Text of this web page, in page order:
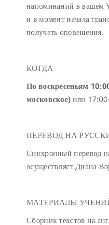
напоминаний в вашем
и в момент начала
получать оповещения.
КОГДА
По воскресеньям
московское) или
ПЕРЕВОД НА
Синхронный перевод
осуществляет Диана
МАТЕРИАЛЫ
Сборник текстов на